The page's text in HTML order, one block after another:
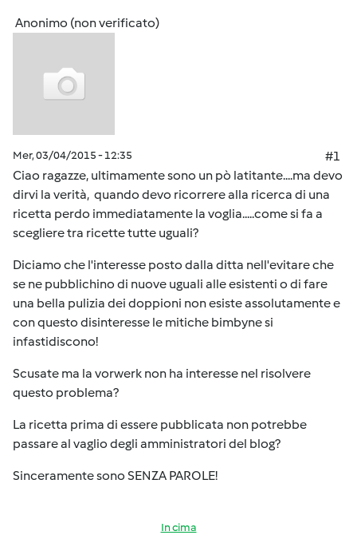
Anonimo (non verificato)
Mer, 03/04/2015 - 12:35
#1
Ciao ragazze, ultimamente sono un pò latitante....ma devo
dirvi la verità, quando devo ricorrere alla ricerca di una
ricetta perdo immediatamente la voglia.....come si fa a
scegliere tra ricette tutte uguali?
Diciamo che l'interesse posto dalla ditta nell'evitare che
se ne pubblichino di nuove uguali alle esistenti o di fare
una bella pulizia dei doppioni non esiste assolutamente e
con questo disinteresse le mitiche bimbyne si
infastidiscono!
Scusate ma la vorwerk non ha interesse nel risolvere
questo problema?
La ricetta prima di essere pubblicata non potrebbe
passare al vaglio degli amministratori del blog?
Sinceramente sono SENZA PAROLE!
In cima